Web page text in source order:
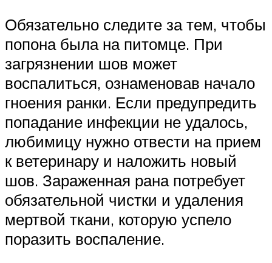
Обязательно следите за тем, чтобы
попона была на питомце. При
загрязнении шов может
воспалиться, ознаменовав начало
гноения ранки. Если предупредить
попадание инфекции не удалось,
любимицу нужно отвести на прием
к ветеринару и наложить новый
шов. Зараженная рана потребует
обязательной чистки и удаления
мертвой ткани, которую успело
поразить воспаление.